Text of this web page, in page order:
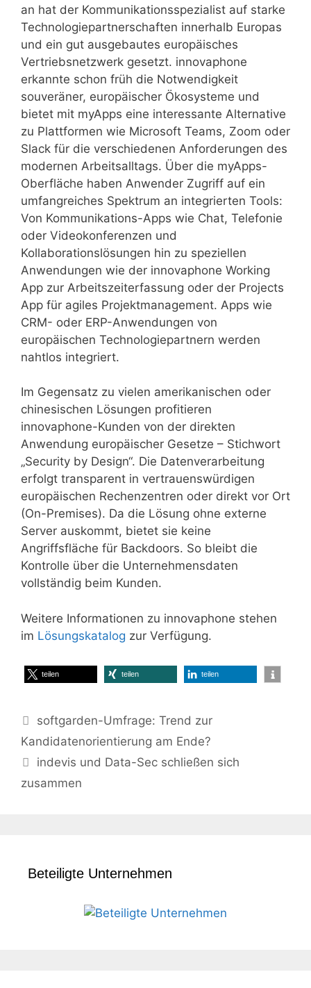
an hat der Kommunikationsspezialist auf starke
Technologiepartnerschaften innerhalb Europas
und ein gut ausgebautes europäisches
Vertriebsnetzwerk gesetzt. innovaphone
erkannte schon früh die Notwendigkeit
souveräner, europäischer Ökosysteme und
bietet mit myApps eine interessante Alternative
zu Plattformen wie Microsoft Teams, Zoom oder
Slack für die verschiedenen Anforderungen des
modernen Arbeitsalltags. Über die myApps-
Oberfläche haben Anwender Zugriff auf ein
umfangreiches Spektrum an integrierten Tools:
Von Kommunikations-Apps wie Chat, Telefonie
oder Videokonferenzen und
Kollaborationslösungen hin zu speziellen
Anwendungen wie der innovaphone Working
App zur Arbeitszeiterfassung oder der Projects
App für agiles Projektmanagement. Apps wie
CRM- oder ERP-Anwendungen von
europäischen Technologiepartnern werden
nahtlos integriert.
Im Gegensatz zu vielen amerikanischen oder
chinesischen Lösungen profitieren
innovaphone-Kunden von der direkten
Anwendung europäischer Gesetze – Stichwort
„Security by Design“. Die Datenverarbeitung
erfolgt transparent in vertrauenswürdigen
europäischen Rechenzentren oder direkt vor Ort
(On-Premises). Da die Lösung ohne externe
Server auskommt, bietet sie keine
Angriffsfläche für Backdoors. So bleibt die
Kontrolle über die Unternehmensdaten
vollständig beim Kunden.
Weitere Informationen zu innovaphone stehen
im Lösungskatalog zur Verfügung.
teilen teilen teilen
softgarden-Umfrage: Trend zur
Kandidatenorientierung am Ende?
indevis und Data-Sec schließen sich
zusammen
Beteiligte Unternehmen